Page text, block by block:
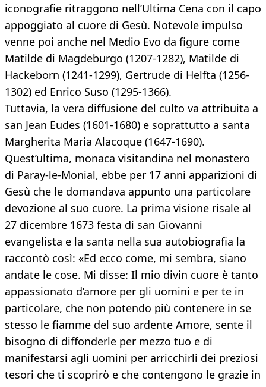
iconografie ritraggono nell’Ultima Cena con il capo
appoggiato al cuore di Gesù. Notevole impulso
venne poi anche nel Medio Evo da figure come
Matilde di Magdeburgo (1207-1282), Matilde di
Hackeborn (1241-1299), Gertrude di Helfta (1256-
1302) ed Enrico Suso (1295-1366).
Tuttavia, la vera diffusione del culto va attribuita a
san Jean Eudes (1601-1680) e soprattutto a santa
Margherita Maria Alacoque (1647-1690).
Quest’ultima, monaca visitandina nel monastero
di Paray-le-Monial, ebbe per 17 anni apparizioni di
Gesù che le domandava appunto una particolare
devozione al suo cuore. La prima visione risale al
27 dicembre 1673 festa di san Giovanni
evangelista e la santa nella sua autobiografia la
raccontò così: «Ed ecco come, mi sembra, siano
andate le cose. Mi disse: Il mio divin cuore è tanto
appassionato d’amore per gli uomini e per te in
particolare, che non potendo più contenere in se
stesso le fiamme del suo ardente Amore, sente il
bisogno di diffonderle per mezzo tuo e di
manifestarsi agli uomini per arricchirli dei preziosi
tesori che ti scoprirò e che contengono le grazie in